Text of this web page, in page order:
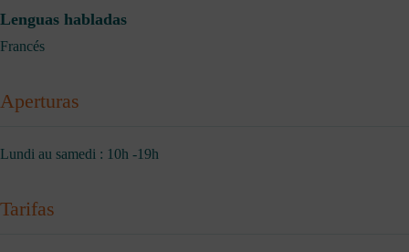
Lenguas habladas
Francés
Aperturas
Lundi au samedi : 10h -19h
Tarifas